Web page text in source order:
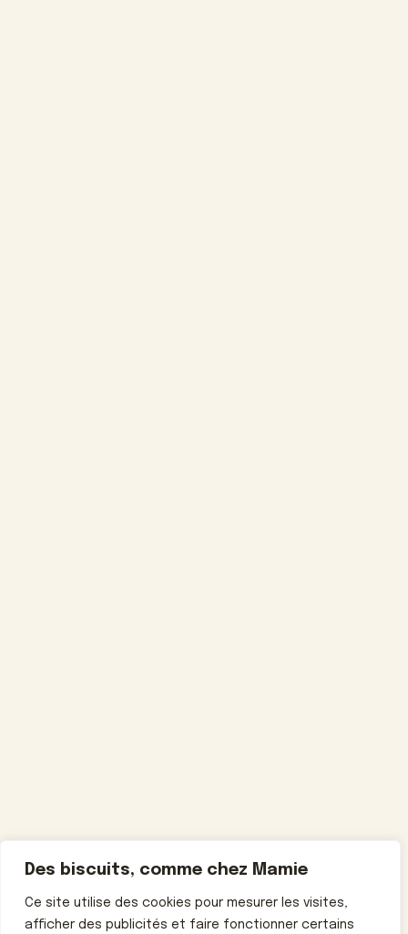
Des biscuits, comme chez Mamie
Ce site utilise des cookies pour mesurer les visites,
afficher des publicités et faire fonctionner certains